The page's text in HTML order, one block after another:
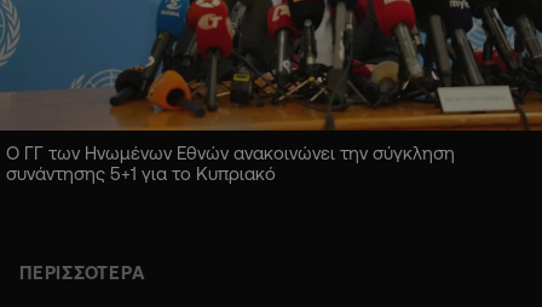
Ο ΓΓ των Ηνωμένων Εθνών ανακοινώνει την σύγκληση
συνάντησης 5+1 για το Κυπριακό
ΠΕΡΙΣΣΟΤΕΡΑ